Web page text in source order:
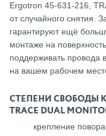
Ergotron 45-631-216,
от случайного снятия.
гарантируют ещё
монтаже на
поддерживать провода
на вашем рабочем
СТЕПЕНИ СВОБОДЫ
TRACE DUAL
крепление